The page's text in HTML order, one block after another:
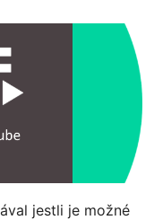
jestli je možné